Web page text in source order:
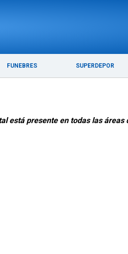
FUNEBRES SUPERDEPOR
está presente en todas las áreas